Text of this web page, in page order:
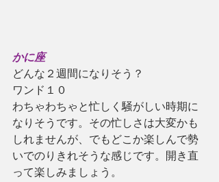
かに座
どんな２週間になりそう？
ワンド１０
わちゃわちゃと忙しく騒がしい時期に
なりそうです。その忙しさは大変かも
しれませんが、でもどこか楽しんで勢
いでのりきれそうな感じです。開き直
って楽しみましょう。